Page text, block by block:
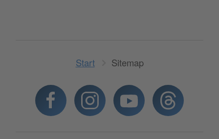
Start Sitemap